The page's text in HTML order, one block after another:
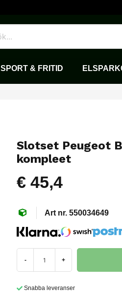
SPORT & FRITID
Slotset Peugeot
kompleet
€ 45,4
550034649
- +
Snabba leveranser